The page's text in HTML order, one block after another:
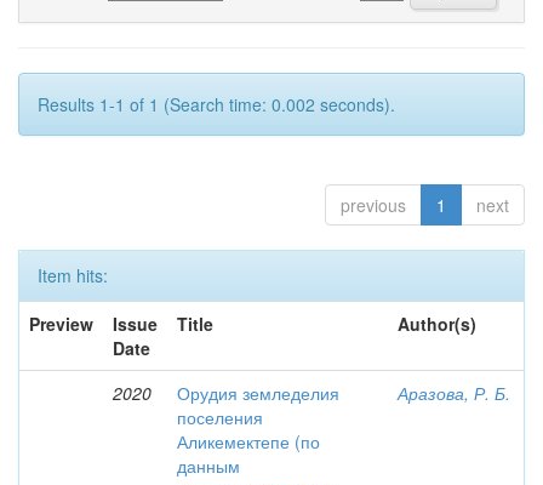
Results 1-1 of 1 (Search time: 0.002 seconds).
previous 1 next
Item hits:
Preview
Issue
Date
Title Author(s)
2020
Орудия земледелия
поселения
Аликемектепе (по
данным
Аразова, Р. Б.